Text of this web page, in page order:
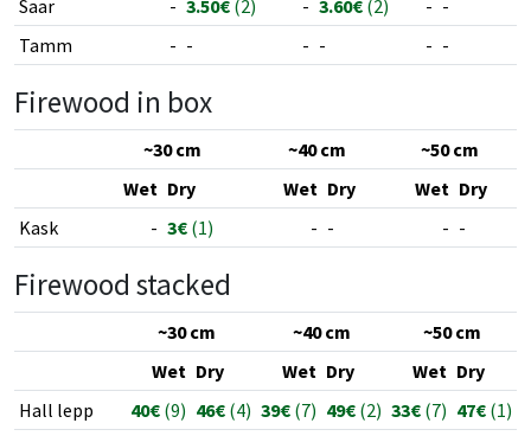
Saar
- 3.50€ (2) - 3.60€ (2) - -
Tamm
- - - - - -
Firewood in box
~30 cm ~40 cm
~50 cm
Wet Dry Wet Dry Wet Dry
Kask
- 3€ (1) - - - -
Firewood stacked
~30 cm ~40 cm
~50 cm
Wet Dry Wet Dry Wet Dry
Hall lepp
40€ (9) 46€ (4) 39€ (7) 49€ (2) 33€ (7) 47€ (1)